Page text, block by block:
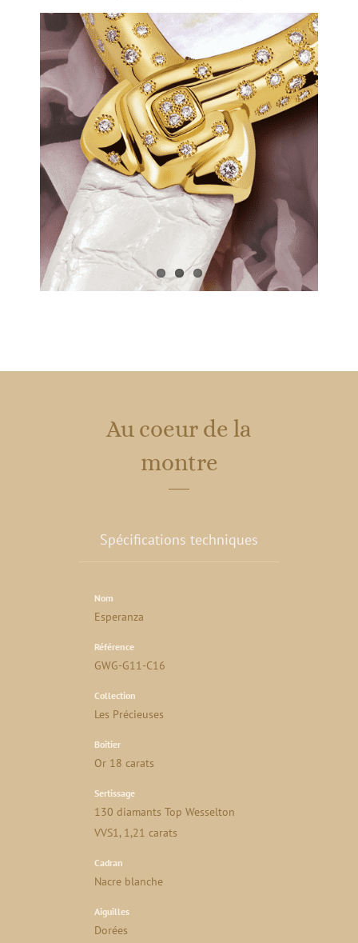
Au coeur de la
montre
Spécifications techniques
Nom
Esperanza
Référence
GWG-G11-C16
Collection
Les Précieuses
Boîtier
Or 18 carats
Sertissage
130 diamants Top Wesselton
VVS1, 1,21 carats
Cadran
Nacre blanche
Aiguilles
Dorées